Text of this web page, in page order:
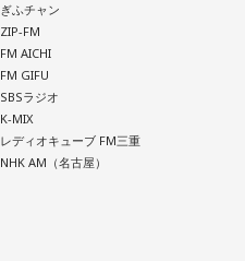
ぎふチャン
ZIP-FM
FM AICHI
FM GIFU
SBSラジオ
K-MIX
レディオキューブ FM三重
NHK AM（名古屋）